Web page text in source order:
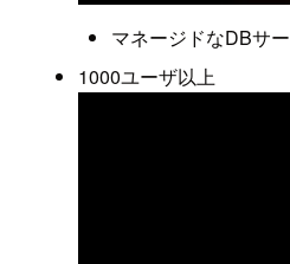
マネージドなDBサ
1000ユーザ以上